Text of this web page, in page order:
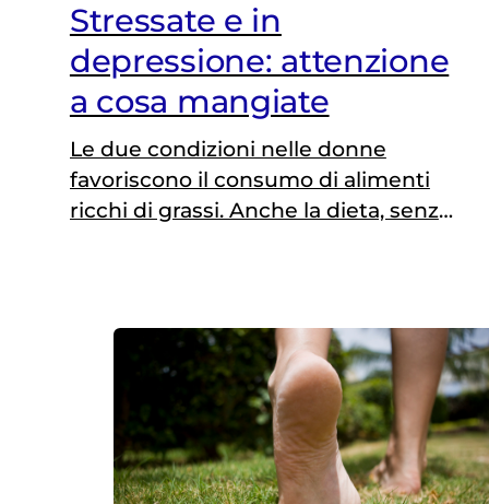
Stressate e in
depressione: attenzione
a cosa mangiate
Le due condizioni nelle donne
favoriscono il consumo di alimenti
ricchi di grassi. Anche la dieta, senza